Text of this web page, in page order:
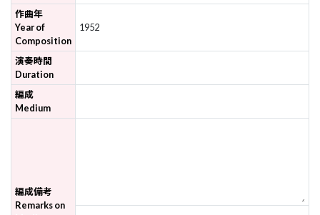
作曲年
Year of
Composition
1952
演奏時間
Duration
編成
Medium
編成備考
Remarks on